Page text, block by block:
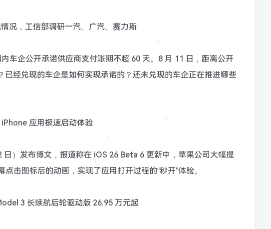
况，工信部调研一汽、广汽、赛力斯
车企公开承诺供应商支付账期不超 60 天。8 月 11 日，距离公开
已经兑现的车企是如何实现承诺的？还未兑现的车企正在推进哪些
应用极速启动体验
）发布博文，报道称在 iOS 26 Beta 6 更新中，苹果公司大幅提
击图标后的动画，实现了应用打开过程的“秒开”体验。
3 长续航后轮驱动版 26.95 万元起